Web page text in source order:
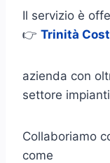
Il servizio è
👉 Trinità
azienda con
settore
Collaboriamo
come